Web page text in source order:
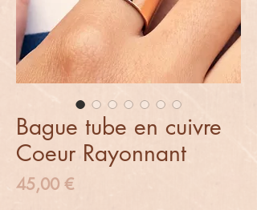
Bague tube en cuivre
Coeur Rayonnant
45,00 €Prix